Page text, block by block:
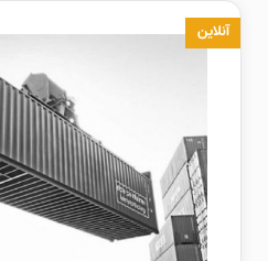
آنلاین